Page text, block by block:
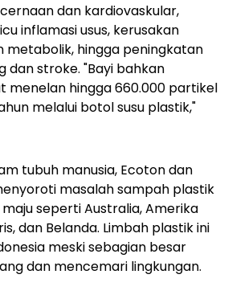
dan kardiovaskular,
inflamasi usus, kerusakan
metabolik, hingga peningkatan
dan stroke. "Bayi bahkan
menelan hingga 660.000 partikel
melalui botol susu plastik,"
tubuh manusia, Ecoton dan
masalah sampah plastik
seperti Australia, Amerika
dan Belanda. Limbah plastik ini
meski sebagian besar
dan mencemari lingkungan.